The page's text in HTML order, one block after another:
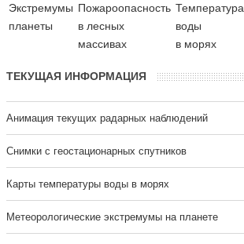
Экстремумы
планеты
Пожароопасность
в лесных
массивах
Температура
воды
в морях
ТЕКУЩАЯ ИНФОРМАЦИЯ
Анимация текущих радарных наблюдений
Cнимки с геостационарных спутников
Карты температуры воды в морях
Метеорологические экстремумы на планете